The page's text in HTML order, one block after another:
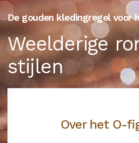
De gouden kledingregel voor
Weelderige
stijlen
Over het O-